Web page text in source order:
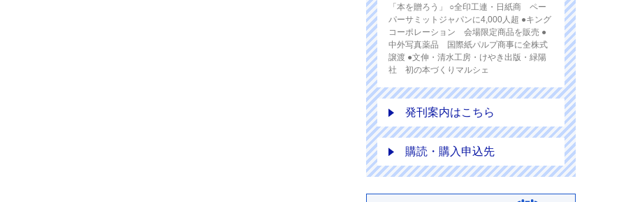
「本を贈ろう」 ○全印工連・日紙商 ペー
パーサミットジャパンに4,000人超 ●キング
コーポレーション 会場限定商品を販売 ●
中外写真薬品 国際紙パルプ商事に全株式
譲渡 ●文伸・清水工房・けやき出版・緑陽
社 初の本づくりマルシェ
発刊案内はこちら
購読・購入申込先